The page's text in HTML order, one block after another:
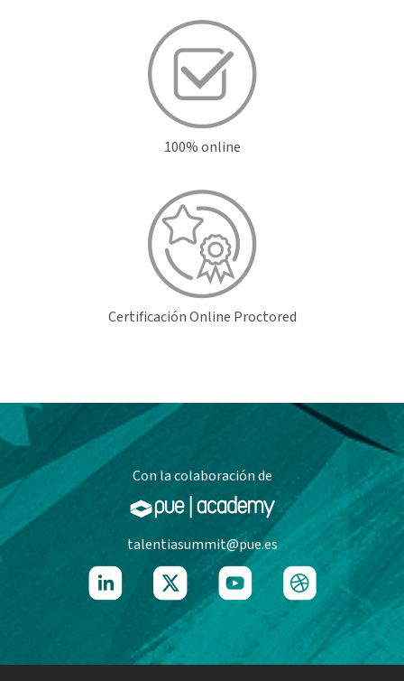
100% online
Certificación Online Proctored
Con la colaboración de
talentiasummit@pue.es